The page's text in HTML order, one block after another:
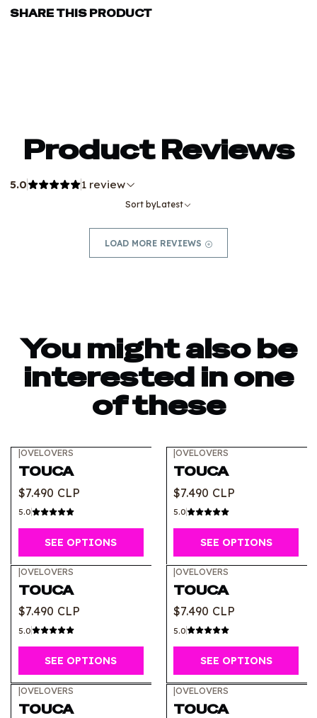
SHARE THIS PRODUCT
Product Reviews
5.0 1 review
Sort byLatest
LOAD MORE REVIEWS
You might also be
interested in one
of these
|OVELOVERS
TOUCA
$7.490 CLP
5.0
SEE OPTIONS
|OVELOVERS
TOUCA
$7.490 CLP
5.0
SEE OPTIONS
|OVELOVERS
TOUCA
$7.490 CLP
5.0
SEE OPTIONS
|OVELOVERS
TOUCA
$7.490 CLP
5.0
SEE OPTIONS
|OVELOVERS
TOUCA
|OVELOVERS
TOUCA